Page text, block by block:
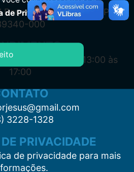
Barreto, s/n, Centro CEP:
000
às 11:00 e das 13:00 às
17:00
3228-1328
PRIVACIDADE
de privacidade para mais
de Privacidade.